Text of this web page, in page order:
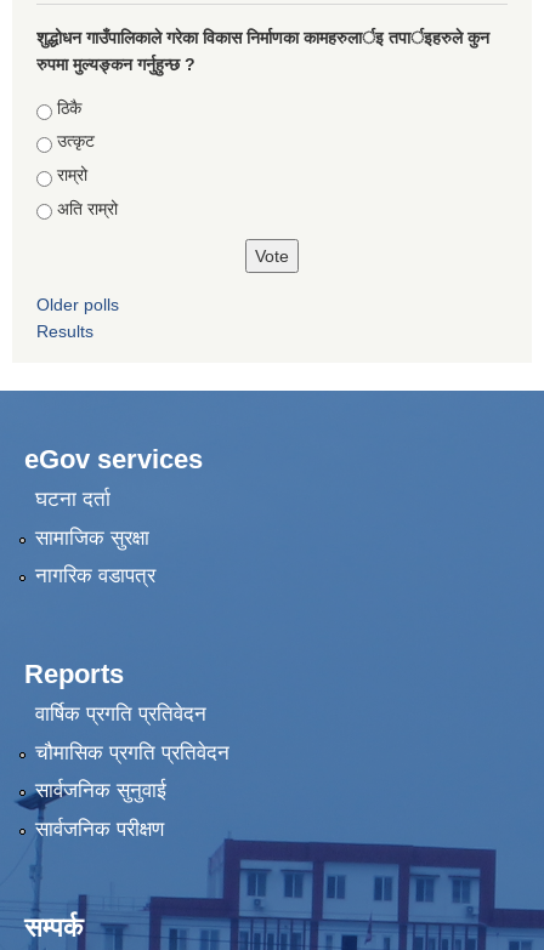
शुद्धोधन गाउँपालिकाले गरेका विकास निर्माणका कामहरुलार्इ तपार्इहरुले कुन
रुपमा मुल्यङ्कन गर्नुहुन्छ ?
Choices
ठिकै
उत्कृट
राम्रो
अति राम्रो
Older polls
Results
eGov services
घटना दर्ता
सामाजिक सुरक्षा
नागरिक वडापत्र
Reports
वार्षिक प्रगति प्रतिवेदन
चौमासिक प्रगति प्रतिवेदन
सार्वजनिक सुनुवाई
सार्वजनिक परीक्षण
सम्पर्क